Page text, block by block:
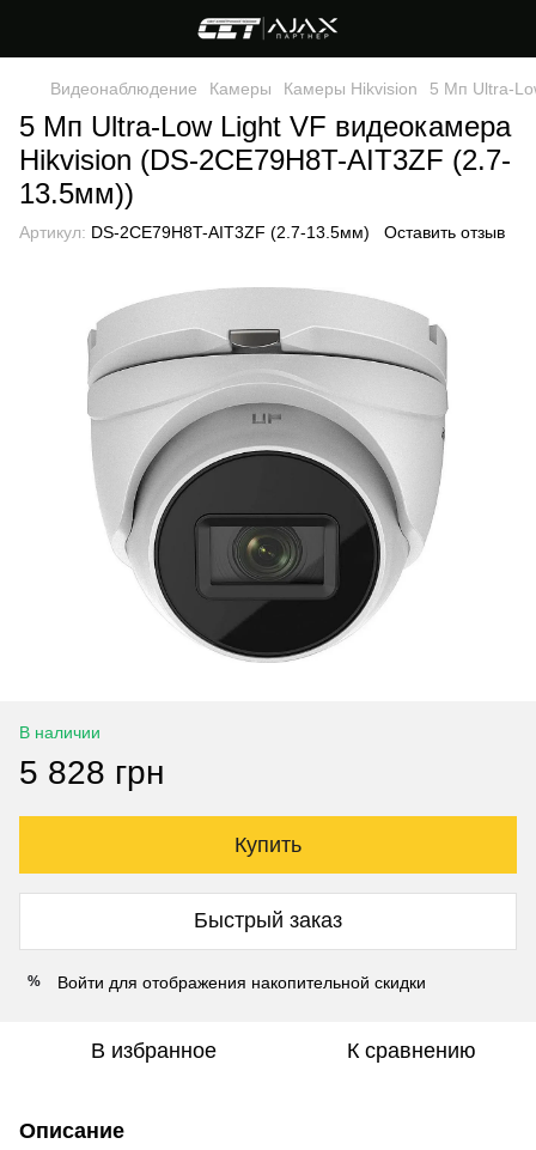
Видеонаблюдение Камеры Камеры Hikvision 5 Мп Ultra-
5 Мп Ultra-Low Light VF видеокамера
Hikvision (DS-2CE79H8T-AIT3ZF (2.7-
13.5мм))
Артикул: DS-2CE79H8T-AIT3ZF (2.7-13.5мм) Оставить отзыв
В наличии
5 828 грн
Купить
Быстрый заказ
% Войти для отображения накопительной скидки
В избранное К сравнению
Описание